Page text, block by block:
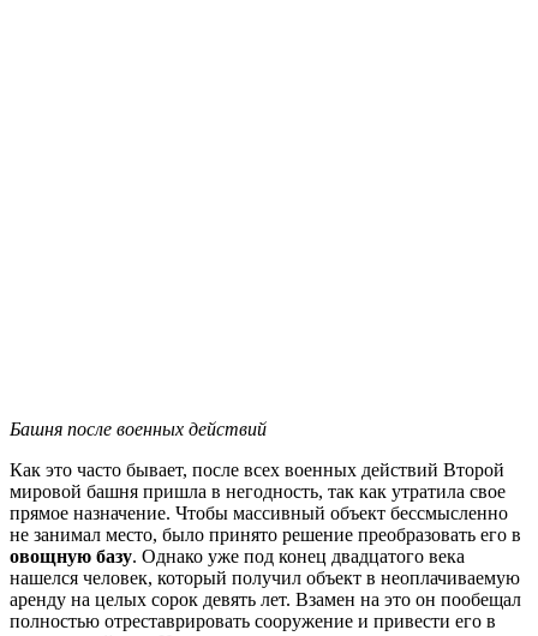
Башня после военных действий
Как это часто бывает, после всех военных действий Второй
мировой башня пришла в негодность, так как утратила свое
прямое назначение. Чтобы массивный объект бессмысленно
не занимал место, было принято решение преобразовать его в
овощную базу. Однако уже под конец двадцатого века
нашелся человек, который получил объект в неоплачиваемую
аренду на целых сорок девять лет. Взамен на это он пообещал
полностью отреставрировать сооружение и привести его в